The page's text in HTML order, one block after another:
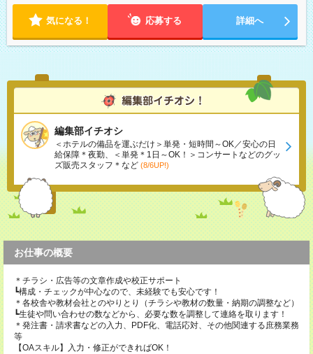
気になる！ 応募する 詳細へ
編集部イチオシ
＜ホテルの備品を運ぶだけ＞単発・短時間～OK／安心の日
給保障＊夜勤、＜単発＊1日～OK！＞コンサートなどのグッ
ズ販売スタッフ＊など (8/6UP!)
お仕事の概要
＊チラシ・広告等の文章作成や校正サポート
┗構成・チェックが中心なので、未経験でも安心です！
＊各校舎や教材会社とのやりとり（チラシや教材の数量・納期の調整など）
┗生徒や問い合わせの数などから、必要な数を調整して連絡を取ります！
＊発注書・請求書などの入力、PDF化、電話応対、その他関連する庶務業務
等
【OAスキル】入力・修正ができればOK！